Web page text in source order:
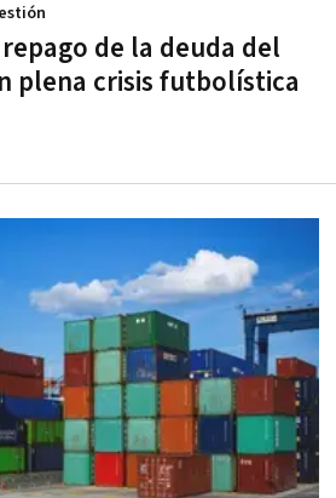
de la deuda del
plena crisis futbolística